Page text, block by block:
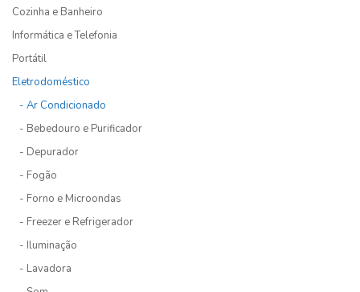
Cozinha e Banheiro
Informática e Telefonia
Portátil
Eletrodoméstico
- Ar Condicionado
- Bebedouro e Purificador
- Depurador
- Fogão
- Forno e Microondas
- Freezer e Refrigerador
- Iluminação
- Lavadora